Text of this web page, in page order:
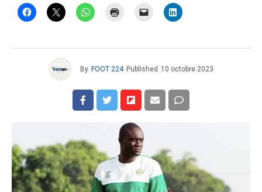
By FOOT 224 Published 10 octobre 2023